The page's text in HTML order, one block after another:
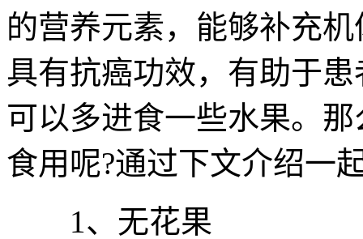
的营养元素，能够补充
具有抗癌功效，有助于
可以多进食一些水果。
食用呢?通过下文介绍一
1、无花果